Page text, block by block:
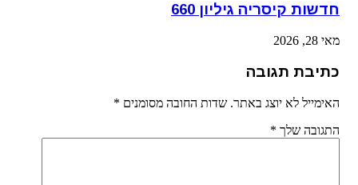
חדשות קיסריה גיליון 660
מאי 28, 2026
כתיבת תגובה
האימייל לא יוצג באתר. שדות החובה מסומנים *
התגובה שלך *